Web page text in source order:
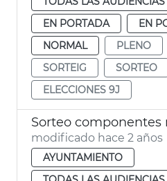
EN PORTADA
EN
NORMAL
PLENO
SORTEIG
SORTEO
ELECCIONES 9J
Sorteo componentes
modificado hace 2 años
AYUNTAMIENTO